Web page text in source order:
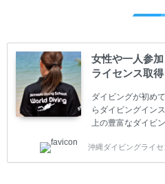
女性や一人参
ライセンス取得
ダイビングが初め
らダイビングイン
上の豊富なダイビ
(TEC)のコースも
講するお客様は一
沖縄ダイビングライ